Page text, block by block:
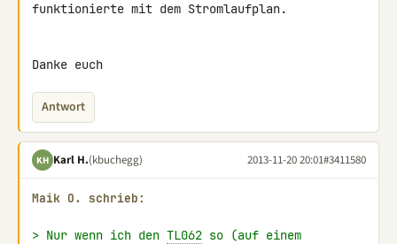
funktionierte mit dem Stromlaufplan.
Danke euch
Antwort
KH Karl H.(kbuchegg) 2013-11-20 20:01#3411580
Maik O. schrieb:
> Nur wenn ich den TL062 so (auf einem